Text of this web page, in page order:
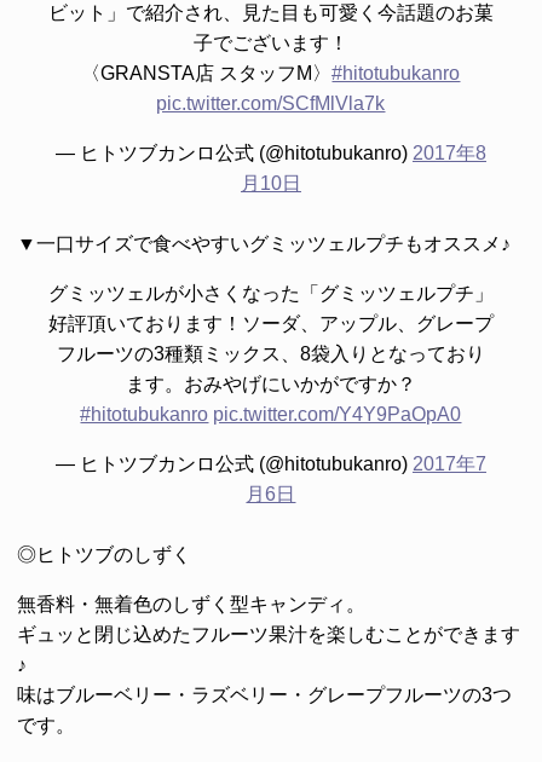
ビット」で紹介され、見た目も可愛く今話題のお菓
子でございます！
〈GRANSTA店 スタッフM〉#hitotubukanro
pic.twitter.com/SCfMlVla7k
— ヒトツブカンロ公式 (@hitotubukanro) 2017年8
月10日
▼一口サイズで食べやすいグミッツェルプチもオススメ♪
グミッツェルが小さくなった「グミッツェルプチ」
好評頂いております！ソーダ、アップル、グレープ
フルーツの3種類ミックス、8袋入りとなっており
ます。おみやげにいかがですか？
#hitotubukanro pic.twitter.com/Y4Y9PaOpA0
— ヒトツブカンロ公式 (@hitotubukanro) 2017年7
月6日
◎ヒトツブのしずく
無香料・無着色のしずく型キャンディ。
ギュッと閉じ込めたフルーツ果汁を楽しむことができます
♪
味はブルーベリー・ラズベリー・グレープフルーツの3つ
です。